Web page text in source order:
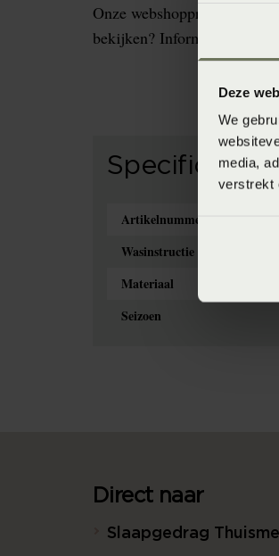
Deze
We
media,
verstrekt
Onze webshopproducten
bekijken? Informeer dan
Specificaties
Artikelnummer
Wasinstructie
Materiaal
Seizoen
Direct naar
Slaapgedrag